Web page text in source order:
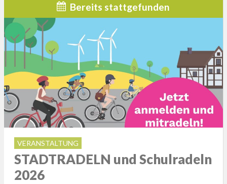
Bereits stattgefunden
VERANSTALTUNG
STADTRADELN und Schulradeln
2026